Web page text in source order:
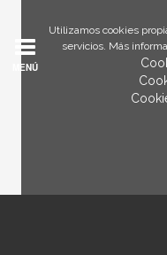
Utilizamos cookies
servicios. Más
MENÚ